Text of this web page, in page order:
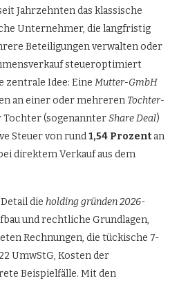
Jahrzehnten das klassische
Unternehmer, die langfristig
Beteiligungen verwalten oder
steueroptimiert
zentrale Idee: Eine Mutter-GmbH
an einer oder mehreren Tochter-
Tochter (sogenannterShare Deal)
Steuer von rund1,54 Prozent an
direktem Verkauf aus dem
die holding gründen 2026-
und rechtliche Grundlagen,
Rechnungen, die tückische 7-
UmwStG, Kosten der
Beispielfälle. Mit den